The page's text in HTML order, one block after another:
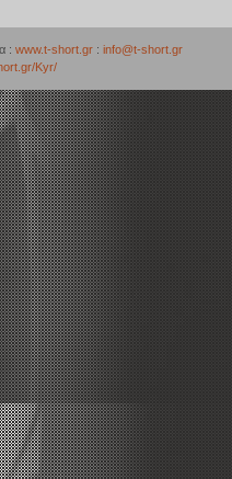
: www.t-short.gr : info@t-short.gr
Kyr/